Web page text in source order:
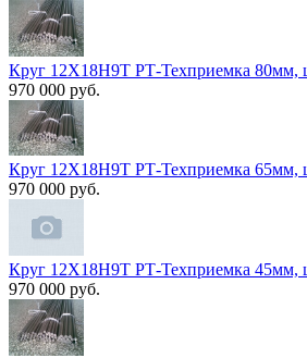
Круг 12Х18Н9Т РТ-Техприемка 80мм,
970 000 руб.
Круг 12Х18Н9Т РТ-Техприемка 65мм,
970 000 руб.
Круг 12Х18Н9Т РТ-Техприемка 45мм,
970 000 руб.